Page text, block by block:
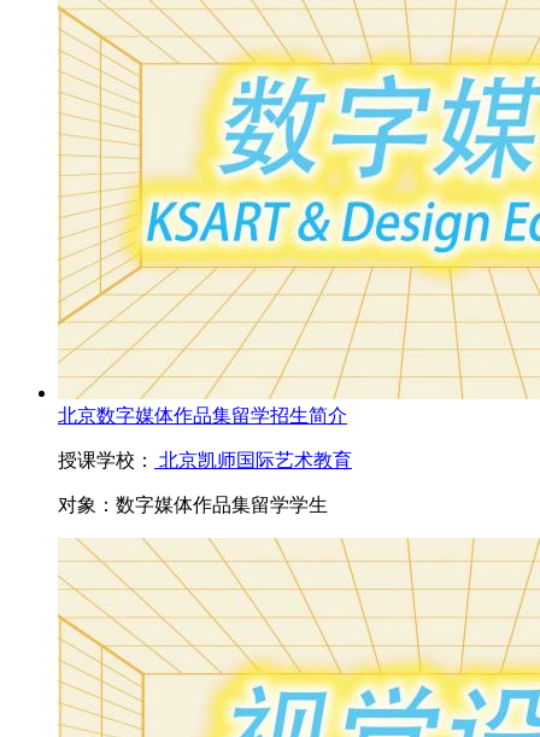
北京数字媒体作品集留学招生简介
授课学校： 北京凯师国际艺术教育
对象： 数字媒体作品集留学学生